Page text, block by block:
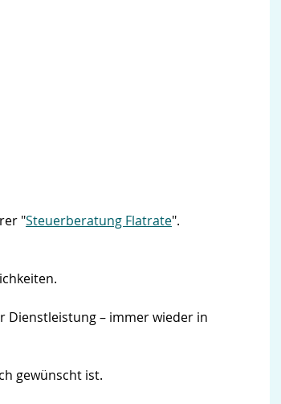
"Steuerberatung Flatrate".
Dienstleistung – immer wieder in
gewünscht ist.